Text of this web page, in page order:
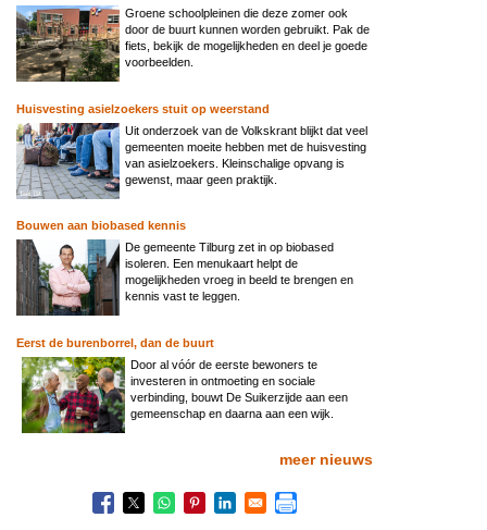
Groene schoolpleinen die deze zomer ook
door de buurt kunnen worden gebruikt. Pak de
fiets, bekijk de mogelijkheden en deel je goede
voorbeelden.
Huisvesting asielzoekers stuit op weerstand
Uit onderzoek van de Volkskrant blijkt dat veel
gemeenten moeite hebben met de huisvesting
van asielzoekers. Kleinschalige opvang is
gewenst, maar geen praktijk.
Bouwen aan biobased kennis
De gemeente Tilburg zet in op biobased
isoleren. Een menukaart helpt de
mogelijkheden vroeg in beeld te brengen en
kennis vast te leggen.
Eerst de burenborrel, dan de buurt
Door al vóór de eerste bewoners te
investeren in ontmoeting en sociale
verbinding, bouwt De Suikerzijde aan een
gemeenschap en daarna aan een wijk.
meer nieuws